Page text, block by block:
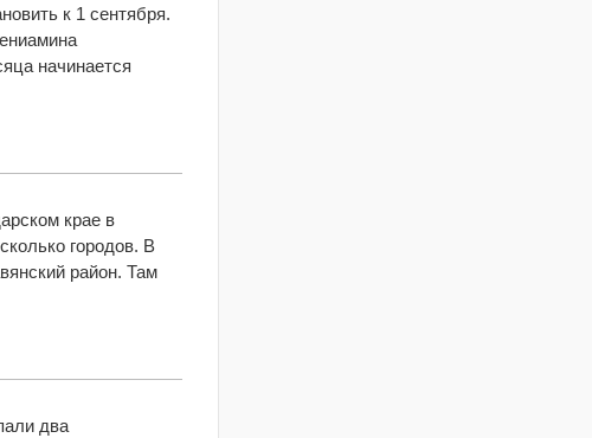
к 1 сентября.
начинается
крае в
городов. В
район. Там
два